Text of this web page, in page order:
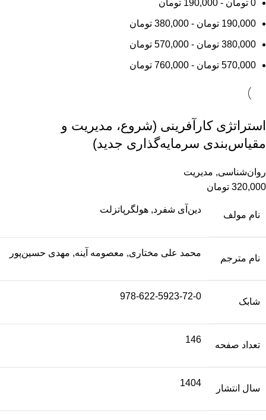
0 تومان -
190,000 تومان
190,000 تومان -
380,000 تومان
380,000 تومان -
570,000 تومان
570,000 تومان -
760,000 تومان
استراتژی کارآفرینی (شروع، مدیریت و
مقیاس‌بندی سرمایه‌گذاری جدید)
روان‌شناسی, مدیریت
320,000 تومان
نام مولف
دین‌آی شفرد, هولگرپاتزلت
نام مترجم
محمد علی مختاری, معصومه آینه, مهدی حسین‌پور
شابک
978-622-5923-72-0
تعداد صفحه
146
سال انتشار
1404